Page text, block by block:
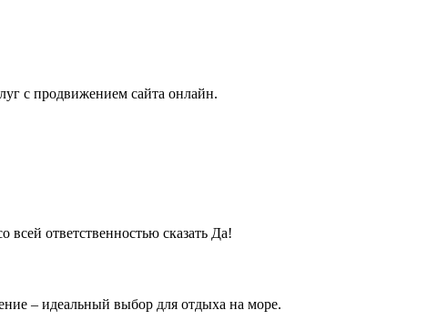
с продвижением сайта онлайн.
ответственностью сказать Да!
– идеальный выбор для отдыха на море.